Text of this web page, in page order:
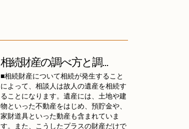
相続財産の調べ方と調...
■相続財産について相続が発生すること
によって、相談人は故人の遺産を相続す
ることになります。遺産には、土地や建
物といった不動産をはじめ、預貯金や、
家財道具といった動産も含まれていま
す。また、こうしたプラスの財産だけで